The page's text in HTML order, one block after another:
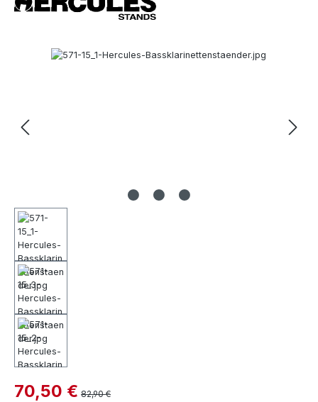
Bildergalerie überspringen
70,50 € 82,90 €